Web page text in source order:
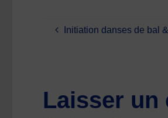
Initiation danses de bal
Laisser un